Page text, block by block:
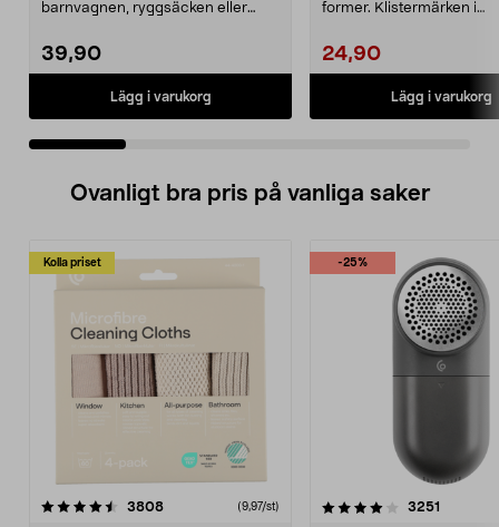
barnvagnen, ryggsäcken eller
39,90
Lägg i varukorg
former. Klistermärken i
24,90
Lägg i varukorg
Ovanligt bra pris på vanliga saker
Kolla priset
3808recensioner (9,97/st)
-25%
4.0av 5 stjärnor 3251
4.5av 5 stjärnor